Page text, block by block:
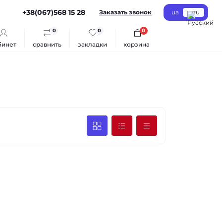
+38(067)568 15 28 Заказать звонок ua ru
сравнить
0
закладки
0
корзина
0